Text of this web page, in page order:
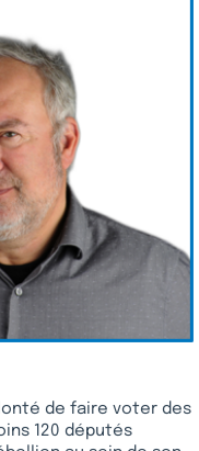
de faire voter des
120 députés